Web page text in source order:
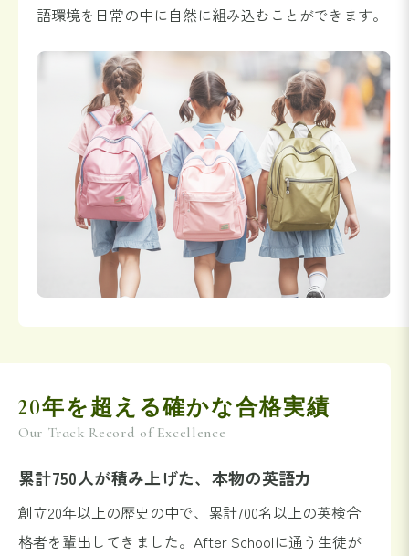
語環境を日常の中に自然に組み込むことができます。
20年を超える確かな合格実績
Our Track Record of Excellence
累計750人が積み上げた、本物の英語力
創立20年以上の歴史の中で、累計700名以上の英検合
格者を輩出してきました。After Schoolに通う生徒が